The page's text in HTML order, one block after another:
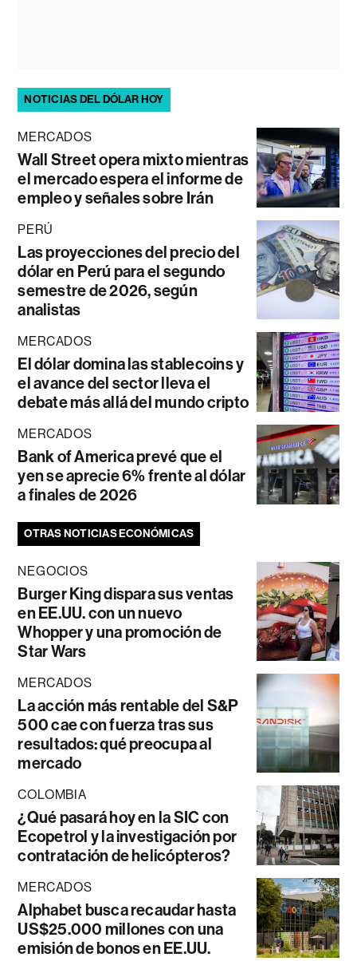
NOTICIAS DEL DÓLAR HOY
MERCADOS
Wall Street opera mixto mientras
el mercado espera el informe de
empleo y señales sobre Irán
PERÚ
Las proyecciones del precio del
dólar en Perú para el segundo
semestre de 2026, según
analistas
MERCADOS
El dólar domina las stablecoins y
el avance del sector lleva el
debate más allá del mundo cripto
MERCADOS
Bank of America prevé que el
yen se aprecie 6% frente al dólar
a finales de 2026
OTRAS NOTICIAS ECONÓMICAS
NEGOCIOS
Burger King dispara sus ventas
en EE.UU. con un nuevo
Whopper y una promoción de
Star Wars
MERCADOS
La acción más rentable del S&P
500 cae con fuerza tras sus
resultados: qué preocupa al
mercado
COLOMBIA
¿Qué pasará hoy en la SIC con
Ecopetrol y la investigación por
contratación de helicópteros?
MERCADOS
Alphabet busca recaudar hasta
US$25.000 millones con una
emisión de bonos en EE.UU.